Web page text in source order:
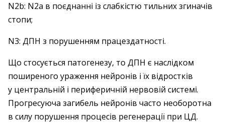
N2b: N2a в поєднанні із слабкістю тильних згиначів
стопи;
N3: ДПН з порушенням працездатності.
Що стосується патогенезу, то ДПН є наслідком
поширеного ураження нейронів і їх відростків
у центральній і периферичній нервовій системі.
Прогресуюча загибель нейронів часто необоротна
в силу порушення процесів регенерації при ЦД.